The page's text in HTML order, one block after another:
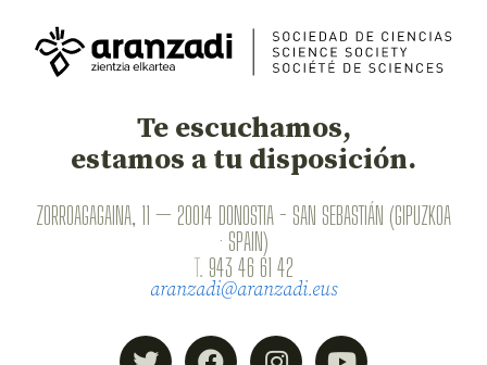
Te escuchamos,
estamos a tu disposición.
ZORROAGAGAINA, 11 — 20014 DONOSTIA - SAN SEBASTIÁN (GIPUZKOA
· SPAIN)
T. 943 46 61 42
aranzadi@aranzadi.eus